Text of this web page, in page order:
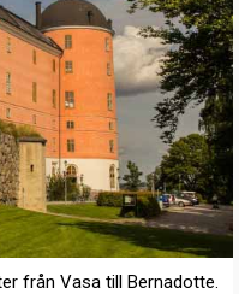
från Vasa till Bernadotte.